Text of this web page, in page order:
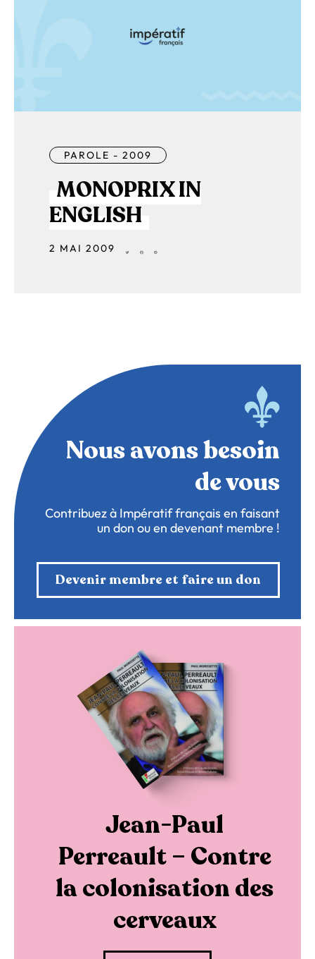
PAROLE - 2009
MONOPRIX IN
ENGLISH
2 MAI 2009
Nous avons besoin
de vous
Contribuez à Impératif français en faisant
un don ou en devenant membre !
Devenir membre et faire un don
Jean-Paul
Perreault – Contre
la colonisation des
cerveaux